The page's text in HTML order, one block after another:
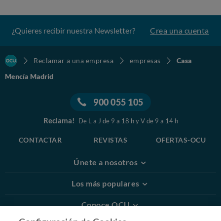
¿Quieres recibir nuestra Newsletter? Crea una cuenta
Reclamar a una empresa empresas
Casa
Mencía Madrid
900 055 105
Reclama! De L a J de 9 a 18 h y V de 9 a 14 h
CONTACTAR REVISTAS OFERTAS-OCU
Únete a nosotros
Los más populares
Conoce OCU